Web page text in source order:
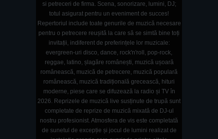
si petreceri de firma. Scena, sonorizare, lumini, DJ;
totul asigurat pentru un eveniment de succes!
Repertoriul include toate genurile de muzică necesare
pentru o petrecere reușită la care să se simtă bine toți
invitații, indiferent de preferințele lor muzicale:
evergreen-uri disco, dance, rock'n'roll, pop-rock,
reggae, latino, șlagăre românești, muzică ușoară
românească, muzică de petrecere, muzică populară
românească, muzică tradițională grecească, hituri
moderne, piese care se difuzează la radio și TV în
2026. Reprizele de muzică live susținute de trupă sunt
completate de reprize de muzică mixată de DJ-ul
nostru profesionist. Atmosfera de vis este completată
de sunetul de excepție și jocul de lumini realizat de